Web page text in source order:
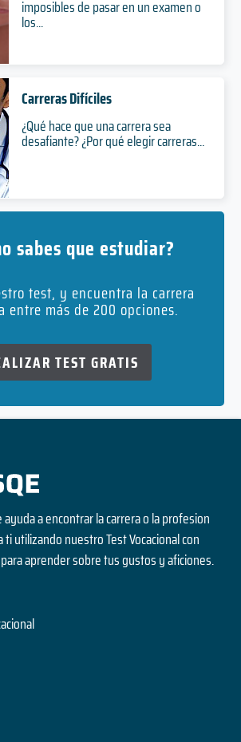
imposibles de pasar en un examen o
los...
Carreras Difíciles
¿Qué hace que una carrera sea
desafiante? ¿Por qué elegir carreras...
sabes que estudiar?
test, y encuentra la carrera
entre más de 200 opciones.
TEST GRATIS
a encontrar la carrera o la profesion
utilizando nuestro Test Vocacional con
aprender sobre tus gustos y aficiones.